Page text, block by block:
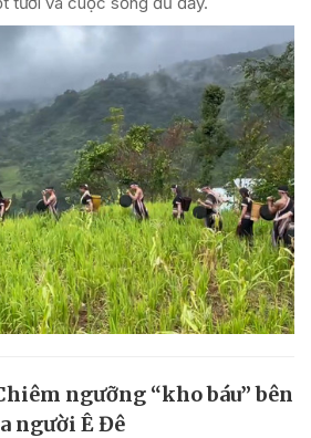
ngưỡng “kho báu” bên
người Ê Đê